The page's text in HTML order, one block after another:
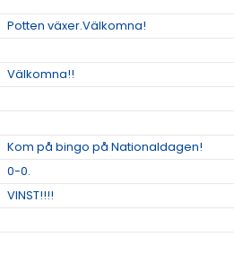
Potten växer.Välkomna!
Välkomna!!
Kom på bingo på Nationaldagen!
0-0.
VINST!!!!